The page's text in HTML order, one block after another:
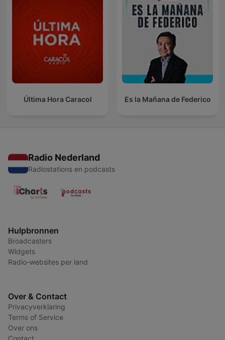
Última Hora Caracol Es la Mañana de Federico
Radio Nederland
Radiostations en podcasts
Hulpbronnen
Broadcasters
Widgets
Radio-websites per land
Over & Contact
Privacyverklaring
Terms of Service
Over ons